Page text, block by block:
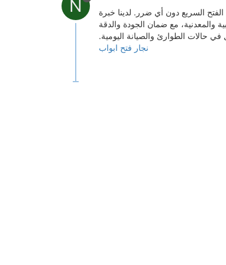
N
السريع دون أي ضرر. لدينا خبرة
والمعدنية، مع ضمان الجودة والدقة
حالات الطوارئ والصيانة اليومية.
نجار فتح ابواب